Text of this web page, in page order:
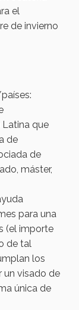
el
de invierno
Latina que
de
de
máster,
para una
(el importe
de tal
los
un visado de
única de